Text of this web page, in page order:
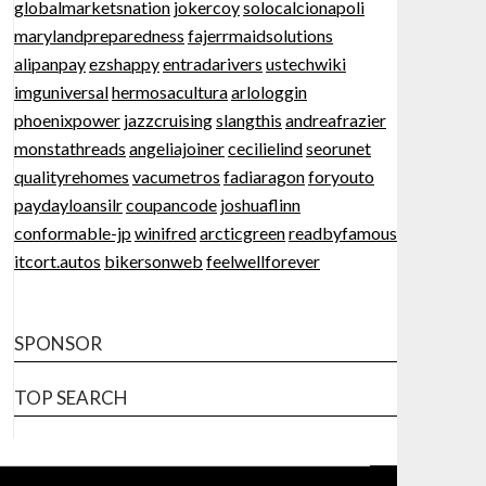
globalmarketsnation jokercoysolocalcionapoli
marylandpreparedness fajerrmaidsolutions
alipanpayezshappyentradarivers ustechwiki
imguniversalhermosaculturaarlologgin
phoenixpower jazzcruisingslangthis andreafrazier
monstathreads angeliajoinercecilielindseorunet
qualityrehomes vacumetros fadiaragonforyouto
paydayloansilrcoupancode joshuaflinn
conformable-jpwinifredarcticgreenreadbyfamous
itcort.autos bikersonweb feelwellforever
SPONSOR
TOP SEARCH